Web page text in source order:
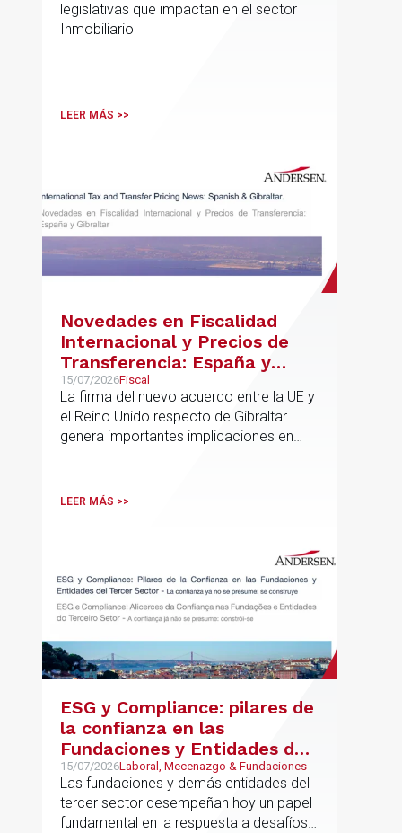
legislativas que impactan en el sector
Inmobiliario
LEER MÁS >>
Novedades en Fiscalidad
Internacional y Precios de
Transferencia: España y
Gibraltar
15/07/2026Fiscal
La firma del nuevo acuerdo entre la UE y
el Reino Unido respecto de Gibraltar
genera importantes implicaciones en
LEER MÁS >>
ESG y Compliance: pilares de
la confianza en las
Fundaciones y Entidades del
Tercer Sector – La confianza
ya no se presume, se
construye
15/07/2026Laboral, Mecenazgo & Fundaciones
Las fundaciones y demás entidades del
tercer sector desempeñan hoy un papel
fundamental en la respuesta a desafíos